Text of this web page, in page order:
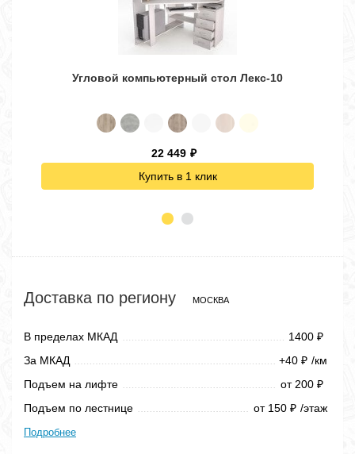
Угловой компьютерный стол Лекс-10
22 449 ₽
Купить в 1 клик
Доставка по региону МОСКВА
В пределах МКАД 1400 ₽
За МКАД +40 ₽ /км
Подъем на лифте
от 200 ₽
Подъем по лестнице от 150 ₽ /этаж
Подробнее